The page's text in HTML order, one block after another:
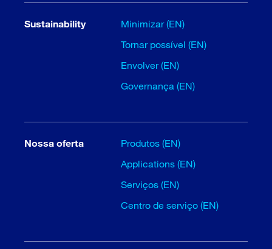
Sustainability
Minimizar (EN)
Tornar possível (EN)
Envolver (EN)
Governança (EN)
Nossa oferta
Produtos (EN)
Applications (EN)
Serviços (EN)
Centro de serviço (EN)